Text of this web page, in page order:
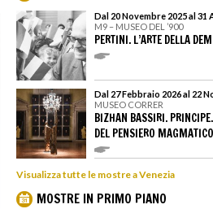
Dal 20 Novembre 2025 al 31
M9 – MUSEO DEL ’900
PERTINI. L’ARTE DELLA
Dal 27 Febbraio 2026 al 22
MUSEO CORRER
BIZHAN BASSIRI.
DEL PENSIERO MAGMATICO
Visualizza tutte le mostre a Venezia
MOSTRE IN PRIMO PIANO